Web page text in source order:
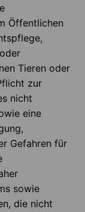
Öffentlichen
Tieren oder
zur
nicht
eine
Gefahren für
sowie
die nicht